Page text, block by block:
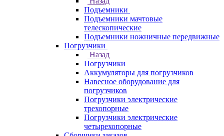
Подъемники
Подъемники мачтовые
телескопические
Подъемники ножничные передвижные
Погрузчики
Назад
Погрузчики
Аккумуляторы для погрузчиков
Навесное оборудование для
погрузчиков
Погрузчики электрические
трехопорные
Погрузчики электрические
четырехопорные